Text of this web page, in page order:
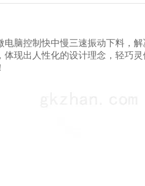
电脑控制快中慢三速振动下料，
现出人性化的设计理念，轻巧灵